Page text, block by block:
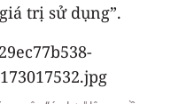
trị sử dụng”.